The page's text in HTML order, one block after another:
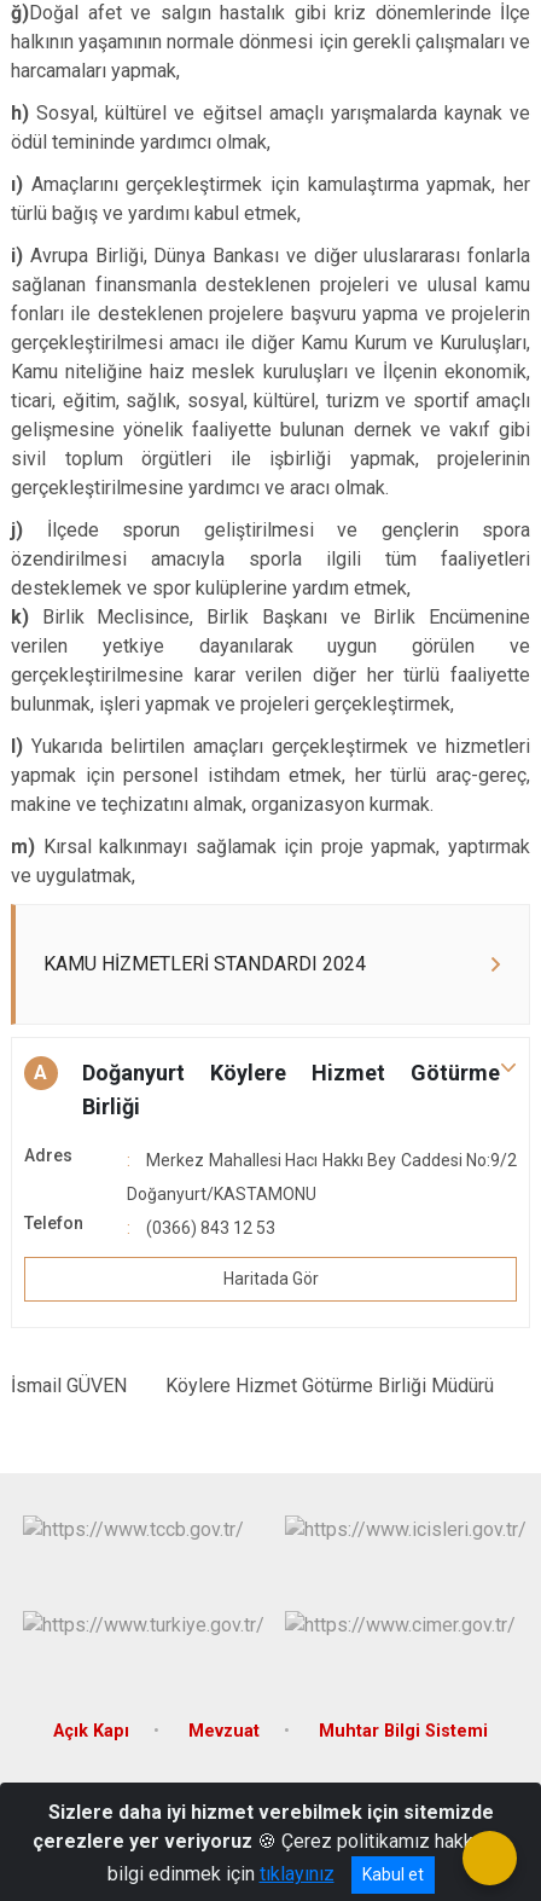
ğ)Doğal afet ve salgın hastalık gibi kriz dönemlerinde İlçe
halkının yaşamının normale dönmesi için gerekli çalışmaları ve
harcamaları yapmak,
h)Sosyal, kültürel ve eğitsel amaçlı yarışmalarda kaynak ve
ödül temininde yardımcı olmak,
ı) Amaçlarını gerçekleştirmek için kamulaştırma yapmak, her
türlü bağış ve yardımı kabul etmek,
i) Avrupa Birliği, Dünya Bankası ve diğer uluslararası fonlarla
sağlanan finansmanla desteklenen projeleri ve ulusal kamu
fonları ile desteklenen projelere başvuru yapma ve projelerin
gerçekleştirilmesi amacı ile diğer Kamu Kurum ve Kuruluşları,
Kamu niteliğine haiz meslek kuruluşları ve İlçenin ekonomik,
ticari, eğitim, sağlık, sosyal, kültürel, turizm ve sportif amaçlı
gelişmesine yönelik faaliyette bulunan dernek ve vakıf gibi
sivil toplum örgütleri ile işbirliği yapmak, projelerinin
gerçekleştirilmesine yardımcı ve aracı olmak.
j) İlçede sporun geliştirilmesi ve gençlerin spora
özendirilmesi amacıyla sporla ilgili tüm faaliyetleri
desteklemek ve spor kulüplerine yardım etmek,
k) Birlik Meclisince, Birlik Başkanı ve Birlik Encümenine
verilen yetkiye dayanılarak uygun görülen ve
gerçekleştirilmesine karar verilen diğer her türlü faaliyette
bulunmak, işleri yapmak ve projeleri gerçekleştirmek,
l) Yukarıda belirtilen amaçları gerçekleştirmek ve hizmetleri
yapmak için personel istihdam etmek, her türlü araç-gereç,
makine ve teçhizatını almak, organizasyon kurmak.
m) Kırsal kalkınmayı sağlamak için proje yapmak, yaptırmak
ve uygulatmak,
KAMU HİZMETLERİ STANDARDI 2024
A
Doğanyurt Köylere Hizmet Götürme
Birliği
Adres
Merkez Mahallesi Hacı Hakkı Bey Caddesi No:9/2
Doğanyurt/KASTAMONU
Telefon
(0366) 843 12 53
Haritada Gör
İsmail GÜVEN Köylere Hizmet Götürme Birliği Müdürü
Açık Kapı Mevzuat Muhtar Bilgi Sistemi
Caddesi No:9/2 Doğanyurt/KASTAMONU
Telefon: 03668431130 Faks: 03668431293
Sizlere daha iyi hizmet verebilmek için sitemizde
çerezlere yer veriyoruz 🍪 Çerez politikamız hakkında
bilgi edinmek için tıklayınız Kabul et